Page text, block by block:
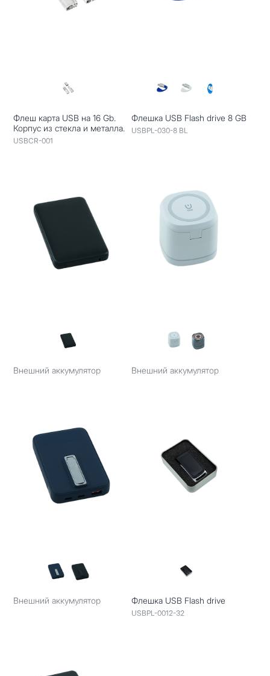
Флеш карта USB на 16 Gb.
Корпус из стекла и металла.
USBCR-001
Флешка USB Flash drive 8 GB
USBPL-030-8 BL
Внешний аккумулятор Внешний аккумулятор
Внешний аккумулятор Флешка USB Flash drive
USBPL-0012-32